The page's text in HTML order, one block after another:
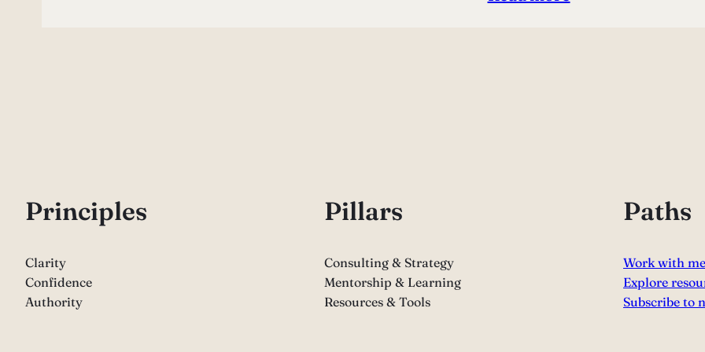
Principles
Clarity
Confidence
Authority
Pillars
Consulting & Strategy
Mentorship & Learning
Resources & Tools
Paths
Work with me
Explore
Subscribe to